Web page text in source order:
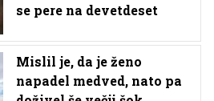
se pere na devetdeset
Mislil je, da je ženo
napadel medved, nato pa